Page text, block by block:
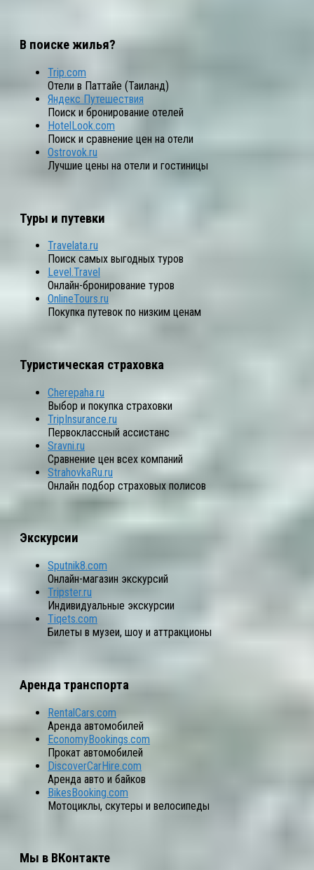
В поиске жилья?
Trip.com
Отели в Паттайе (Таиланд)
Яндекс Путешествия
Поиск и бронирование отелей
HotelLook.com
Поиск и сравнение цен на отели
Ostrovok.ru
Лучшие цены на отели и гостиницы
Туры и путевки
Travelata.ru
Поиск самых выгодных туров
Level.Travel
Онлайн-бронирование туров
OnlineTours.ru
Покупка путевок по низким ценам
Туристическая страховка
Cherepaha.ru
Выбор и покупка страховки
TripInsurance.ru
Первоклассный ассистанс
Sravni.ru
Сравнение цен всех компаний
StrahovkaRu.ru
Онлайн подбор страховых полисов
Экскурсии
Sputnik8.com
Онлайн-магазин экскурсий
Tripster.ru
Индивидуальные экскурсии
Tiqets.com
Билеты в музеи, шоу и аттракционы
Аренда транспорта
RentalCars.com
Аренда автомобилей
EconomyBookings.com
Прокат автомобилей
DiscoverCarHire.com
Аренда авто и байков
BikesBooking.com
Мотоциклы, скутеры и велосипеды
Мы в ВКонтакте